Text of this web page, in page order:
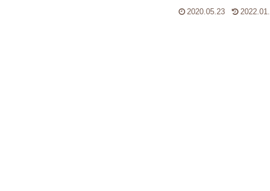
2020.05.23